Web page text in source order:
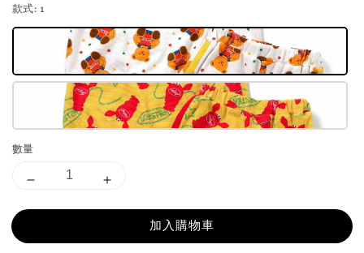
款式: 1
數量
加入購物車